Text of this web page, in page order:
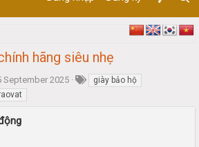
hãng siêu nhẹ
September 2025
giày bảo hộ